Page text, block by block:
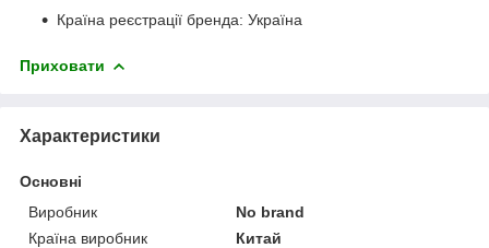
Країна реєстрації бренда: Україна
Приховати
Характеристики
Основні
Виробник
No brand
Країна виробник
Китай